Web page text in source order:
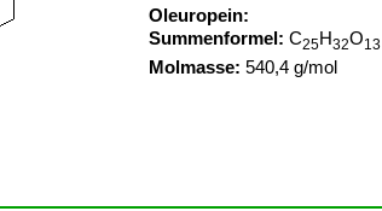
Oleuropein:
Summenformel: C25H32O13
Molmasse: 540,4 g/mol